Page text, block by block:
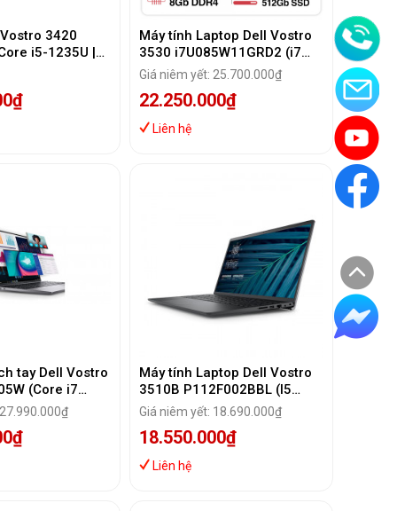
3420
i5-1235U |
Máy tính Laptop Dell Vostro
3530 i7U085W11GRD2 (i7
1355U/ 8GB/ 512GB SSD/
MX550 2GB/ 15.6 inch
FHD/Win 11/ Office/
Grey/1Y)
Giá niêm yết: 25.700.000₫
22.250.000₫
Liên hệ
tay Dell Vostro
(Core i7
512GB SSD/
Máy tính Laptop Dell Vostro
3510B P112F002BBL (I5
1135G7/8Gb/512Gb SSD/
15.6" FHD/MX350 2GB /
Win11 + Office HS21/Black)
Giá niêm yết: 18.690.000₫
18.550.000₫
Liên hệ